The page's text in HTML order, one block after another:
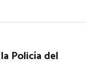
Policía del